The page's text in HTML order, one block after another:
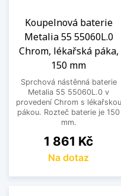
Koupelnová baterie
Metalia 55 55060L.0
Chrom, lékařská páka,
150 mm
Sprchová nástěnná baterie
Metalia 55 55060L.0 v
provedení Chrom s lékařskou
pákou. Rozteč baterie je 150
mm.
Cena
1 861 Kč
Na dotaz